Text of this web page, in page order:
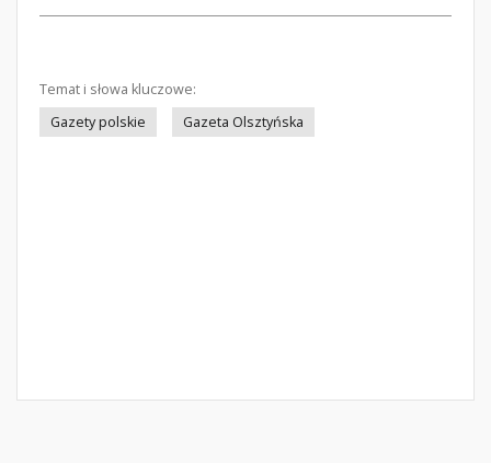
Temat i słowa kluczowe:
Gazety polskie
Gazeta Olsztyńska